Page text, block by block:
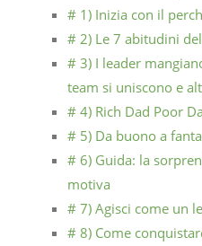
# 1) Inizia con il
# 2) Le 7 abitudini
# 3) I leader
team si uniscono e
# 4) Rich Dad Poor
# 5) Da buono a
# 6) Guida: la
motiva
# 7) Agisci come un
# 8) Come